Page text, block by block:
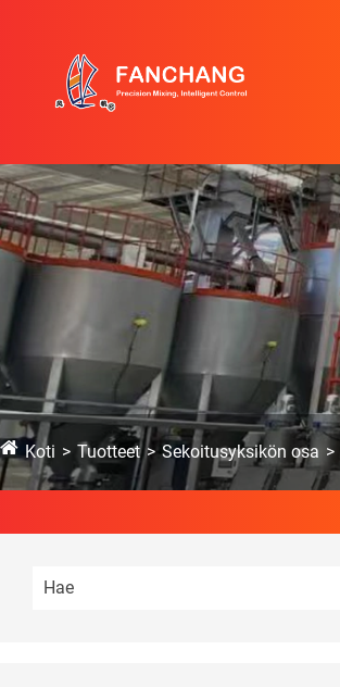
Koti Tuotteet Sekoitusyksikön osa